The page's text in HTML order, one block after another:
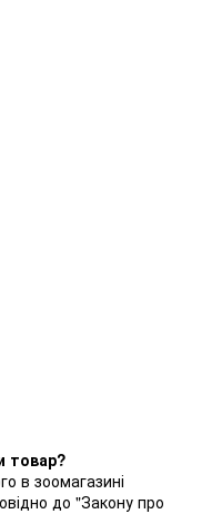
товар?
в зоомагазині
до "Закону про